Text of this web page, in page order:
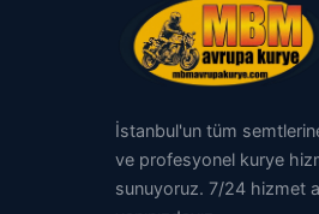
İstanbul'un tüm
ve profesyonel kurye
sunuyoruz. 7/24 hizmet